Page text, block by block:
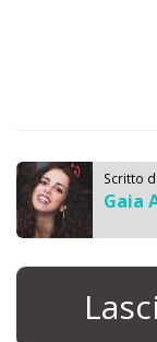
Scritto
Gaia